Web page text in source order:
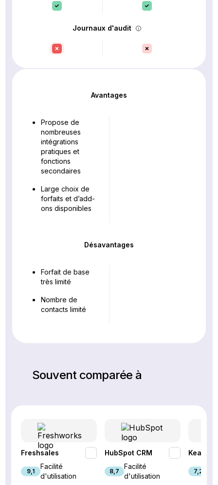
Journaux d'audit
Avantages
Propose de
nombreuses
intégrations
pratiques et
fonctions
secondaires
Large choix de
forfaits et d’add-
ons disponibles
Désavantages
Forfait de base
très limité
Nombre de
contacts limité
Souvent comparée à
Freshsales
9,1
Facilité
d'utilisation
HubSpot CRM
8,7
Facilité
d'utilisation
Keap
7,2